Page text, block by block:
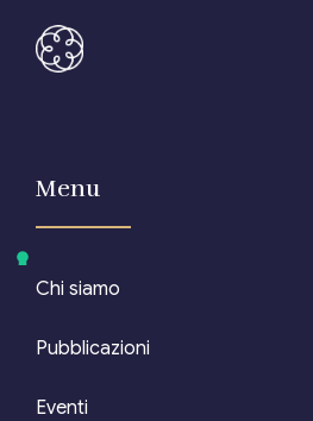
Menu
Chi siamo
Pubblicazioni
Eventi